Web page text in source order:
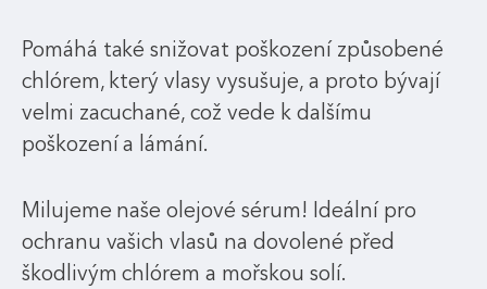
Pomáhá také snižovat poškození způsobené
chlórem, který vlasy vysušuje, a proto bývají
velmi zacuchané, což vede k dalšímu
poškození a lámání.
Milujeme naše olejové sérum! Ideální pro
ochranu vašich vlasů na dovolené před
škodlivým chlórem a mořskou solí.